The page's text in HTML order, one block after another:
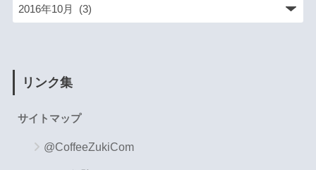
リンク集
サイトマップ
@CoffeeZukiCom